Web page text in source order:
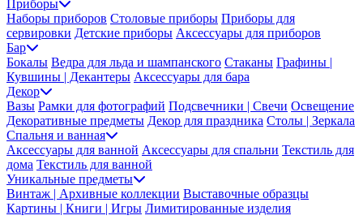
Приборы
Наборы приборов Столовые приборы Приборы для
сервировки Детские приборы Аксессуары для приборов
Бар
Бокалы Ведра для льда и шампанского Стаканы Графины |
Кувшины | Декантеры Аксессуары для бара
Декор
Вазы Рамки для фотографий Подсвечники | Свечи Освещение
Декоративные предметы Декор для праздника Столы | Зеркала
Спальня и ванная
Аксессуары для ванной Аксессуары для спальни Текстиль для
дома Текстиль для ванной
Уникальные предметы
Винтаж | Архивные коллекции Выставочные образцы
Картины | Книги | Игры Лимитированные изделия